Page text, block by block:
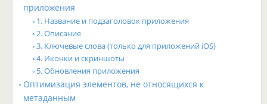
приложения
1. Название и подзаголовок приложения
2. Описание
3. Ключевые слова (только для приложений iOS)
4. Иконки и скриншоты
5. Обновления приложения
Оптимизация элементов, не относящихся к
метаданным